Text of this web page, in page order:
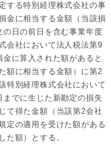
する特別経理株式会社の事
金に相当する金額（当該損
日の前日を含む事業年度
会社において法人税法第9
に算入された額があると
額に相当する金額）に第2
特別経理株式会社において
でに生じた新勘定の損失
て得た金額（当該第2会社
定の適用を受けた額がある
た額）とする。